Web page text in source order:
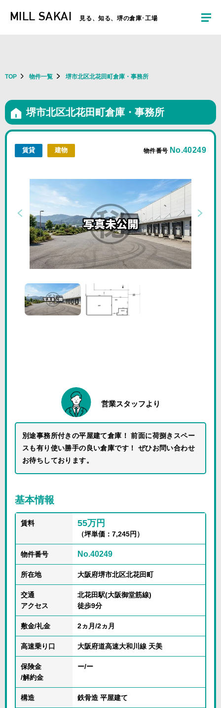
だきます。ご不便をおかけしますがよろしくお願いします。
MILL SAKAI 見る、知る、堺の倉庫･工場
TOP 物件一覧 堺市北区北花田町倉庫・事務所
堺市北区北花田町倉庫・事務所
賃貸 建物 物件番号 No.40249
営業スタッフより
別途事務所付きの平屋建て倉庫！ 前面に荷捌きスペー
スも有り使い勝手の良い倉庫です！ ぜひお問い合わせ
お待ちしております。
基本情報
賃料 55万円
（坪単価：7,245円）
物件番号 No.40249
所在地 大阪府堺市北区北花田町
交通
アクセス
北花田駅(大阪御堂筋線)
徒歩9分
敷金/礼金 2ヵ月/2ヵ月
高速乗り口 大阪府道高速大和川線 天美
保険金
/解約金
ー/ー
構造 鉄骨造 平屋建て